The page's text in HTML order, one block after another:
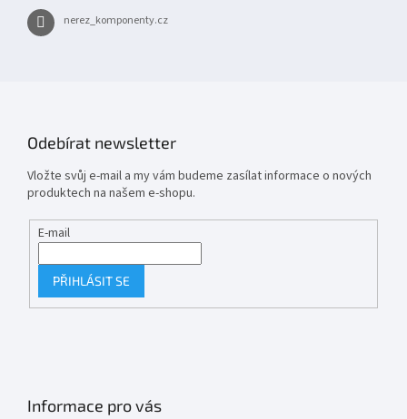
nerez_komponenty.cz
Odebírat newsletter
Vložte svůj e-mail a my vám budeme zasílat informace o nových
produktech na našem e-shopu.
E-mail
PŘIHLÁSIT SE
Informace pro vás